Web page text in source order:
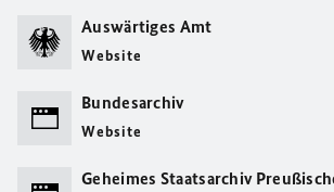
Auswärtiges Amt
Website
Bundesarchiv
Website
Geheimes Staatsarchiv